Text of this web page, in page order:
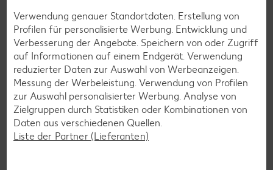
Blaubeer-Rezepte
Bananen-Rezepte
Zurück zu allen Rezepten
Verwendung genauer Standortdaten. Erstellung von
Profilen für personalisierte Werbung. Entwicklung und
Verbesserung der Angebote. Speichern von oder Zugriff
auf Informationen auf einem Endgerät. Verwendung
reduzierter Daten zur Auswahl von Werbeanzeigen.
Messung der Werbeleistung. Verwendung von Profilen
zur Auswahl personalisierter Werbung. Analyse von
Zielgruppen durch Statistiken oder Kombinationen von
Daten aus verschiedenen Quellen.
Liste der Partner (Lieferanten)